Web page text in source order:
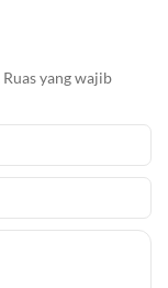
Ruas yang wajib